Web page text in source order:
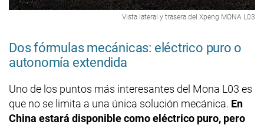
Vista lateral y trasera del Xpeng MONA L03
Dos fórmulas mecánicas: eléctrico puro o
autonomía extendida
Uno de los puntos más interesantes del Mona L03 es
que no se limita a una única solución mecánica. En
China estará disponible como eléctrico puro, pero